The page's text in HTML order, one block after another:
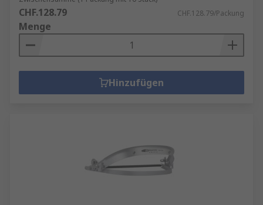
CHF.128.79 CHF.128.79/Packung
Menge
Hinzufügen